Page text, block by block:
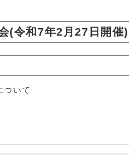
(令和7年2月27日開催)
ついて